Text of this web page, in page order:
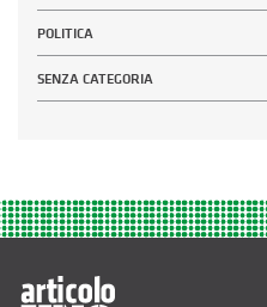
POLITICA
SENZA CATEGORIA